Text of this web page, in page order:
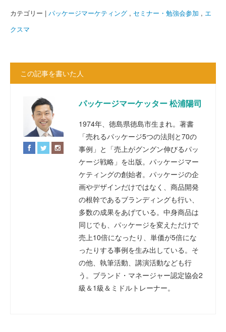
カテゴリー | パッケージマーケティング , セミナー・勉強会参加 , エ
クスマ
この記事を書いた人
パッケージマーケッター 松浦陽司
1974年、徳島県徳島市生まれ。著書
「売れるパッケージ5つの法則と70の
事例」と「売上がグングン伸びるパッ
ケージ戦略」を出版。パッケージマー
ケティングの創始者。パッケージの企
画やデザインだけではなく、商品開発
の根幹であるブランディングも行い、
多数の成果をあげている。中身商品は
同じでも、パッケージを変えただけで
売上10倍になったり、単価が5倍にな
ったりする事例を生み出している。そ
の他、執筆活動、講演活動なども行
う。ブランド・マネージャー認定協会2
級＆1級＆ミドルトレーナー。